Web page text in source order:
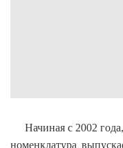
Начиная с 2002
номенклатура